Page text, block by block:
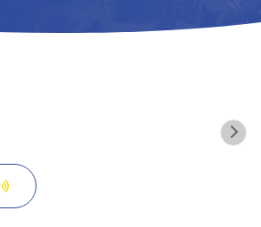
PRO TURISTY